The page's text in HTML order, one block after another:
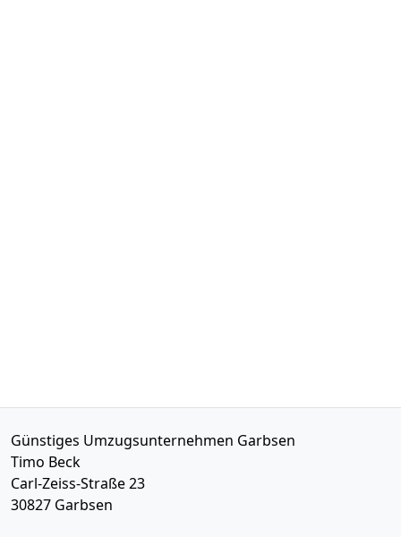
Günstiges Umzugsunternehmen Garbsen
Timo Beck
Carl-Zeiss-Straße 23
30827 Garbsen